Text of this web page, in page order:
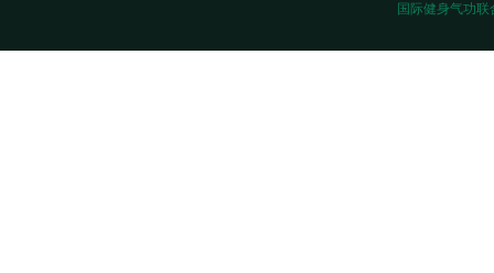
国际健身气功